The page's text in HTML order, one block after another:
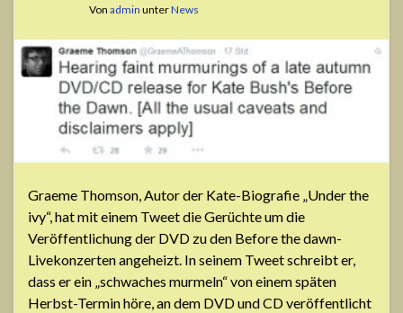
Von admin unterNews
Graeme Thomson, Autor der Kate-Biografie „Under the
ivy“, hat mit einem Tweet die Gerüchte um die
Veröffentlichung der DVD zu den Before the dawn-
Livekonzerten angeheizt. In seinem Tweet schreibt er,
dass er ein „schwaches murmeln“ von einem späten
Herbst-Termin höre, an dem DVD und CD veröffentlicht